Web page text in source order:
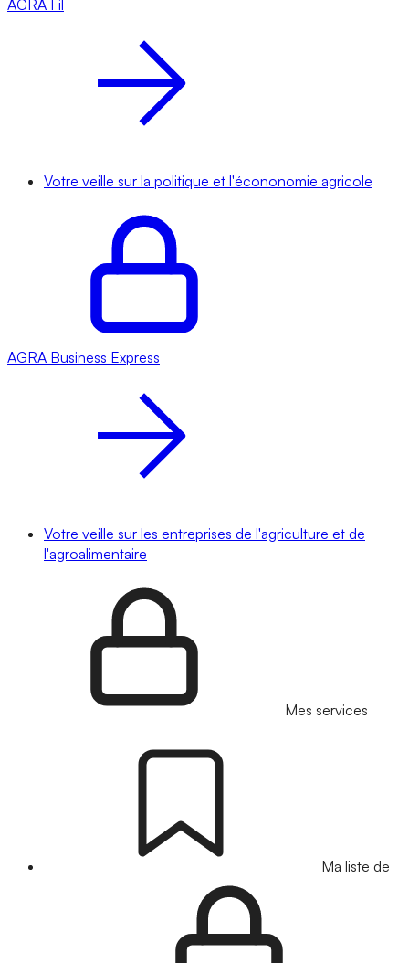
AGRA Fil
Votre veille sur la politique et l'écononomie agricole
AGRA Business Express
Votre veille sur les entreprises de l'agriculture et de
l'agroalimentaire
Mes services
Ma liste de